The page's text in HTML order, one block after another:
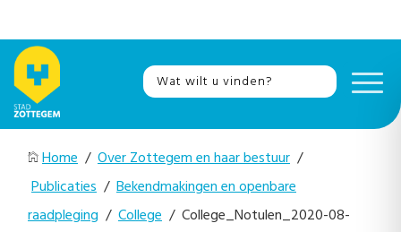
Home / Over Zottegem en haar bestuur /
Publicaties / Bekendmakingen en openbare
raadpleging / College / College_Notulen_2020-08-